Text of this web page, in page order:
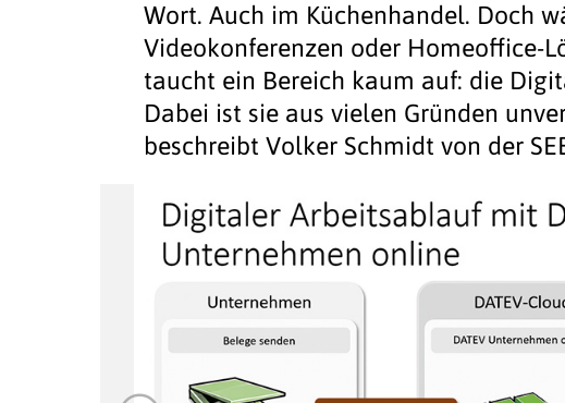
Wort. Auch im Küchenhandel. Doch
Videokonferenzen oder Homeoffice-
taucht ein Bereich kaum auf: die
Dabei ist sie aus vielen Gründen
beschreibt Volker Schmidt von der